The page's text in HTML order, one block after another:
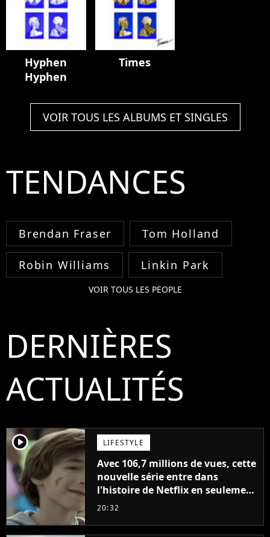
Hyphen
Hyphen
Times
VOIR TOUS LES ALBUMS ET SINGLES
TENDANCES
Brendan Fraser Tom Holland
Robin Williams Linkin Park
VOIR TOUS LES PEOPLE
DERNIÈRES
ACTUALITÉS
player2 LIFESTYLE
Avec 106,7 millions de vues, cette
nouvelle série entre dans
l'histoire de Netflix en seulement
48 jours
20:32